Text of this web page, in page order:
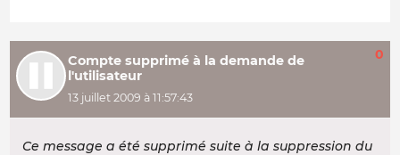
Compte supprimé à la demande de
l'utilisateur
13 juillet 2009 à 11:57:43
0
Ce message a été supprimé suite à la suppression du